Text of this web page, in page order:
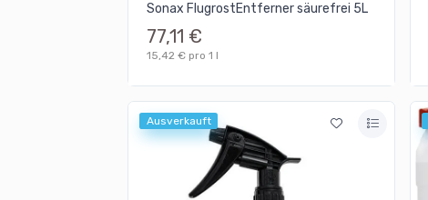
Sonax FlugrostEntferner säurefrei 5L
77,11 €
15,42 € pro 1 l
Ausverkauft